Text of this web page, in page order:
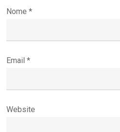
Nome*
Email*
Website